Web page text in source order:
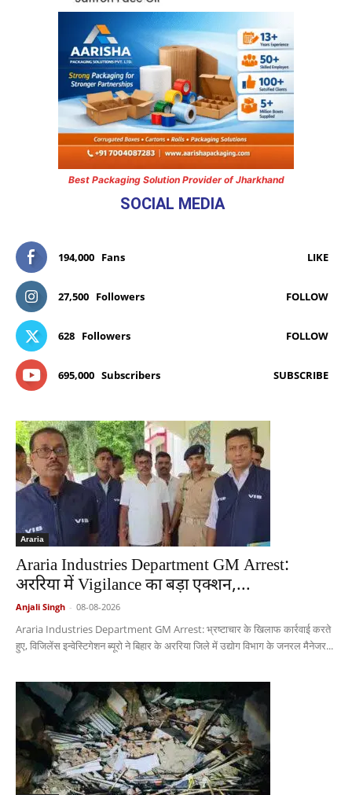
Best Packaging Solution Provider of Jharkhand
SOCIAL MEDIA
194,000 Fans LIKE
27,500 Followers FOLLOW
628 Followers FOLLOW
695,000 Subscribers SUBSCRIBE
Araria
Araria Industries Department GM Arrest:
अररिया में Vigilance का बड़ा एक्शन,...
Anjali Singh - 08-08-2026
Araria Industries Department GM Arrest: भ्रष्टाचार के खिलाफ कार्रवाई करते
हुए, विजिलेंस इन्वेस्टिगेशन ब्यूरो ने बिहार के अररिया जिले में उद्योग विभाग के जनरल मैनेजर...